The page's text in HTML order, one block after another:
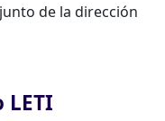
de la dirección